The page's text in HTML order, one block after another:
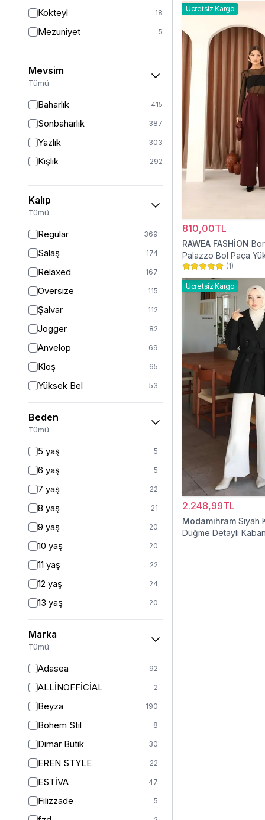
Kokteyl 18
Mezuniyet 5
Mevsim
Tümü
Baharlık 415
Sonbaharlık 387
Yazlık 303
Kışlık 292
Kalıp
Tümü
Regular 369
Salaş 174
Relaxed 167
Oversize 115
Şalvar 112
Jogger 82
Anvelop 69
Kloş 65
Yüksek Bel 53
Geniş Paça 41
Palazzo 27
Beden
Tümü
5 yaş 5
6 yaş 5
7 yaş 22
8 yaş 21
9 yaş 20
10 yaş 20
11 yaş 22
12 yaş 24
13 yaş 20
14 yaş 23
2 (44-46-48) 6
Marka
Tümü
Adasea 92
ALLİNOFFİCİAL 2
Beyza 190
Bohem Stil 8
Dimar Butik 30
EREN STYLE 22
ESTİVA 47
Filizzade 5
Ücretsiz Kargo
810,00TL
RAWEA FASHİON
Palazzo Bol Paça
Tesettür Pantolon
(1)
Ücretsiz Kargo
2.248,99TL
Modamihram Siyah
Düğme Detaylı Kaban